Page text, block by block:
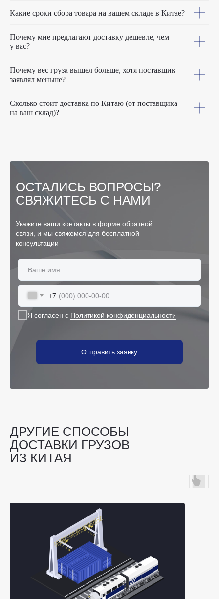
Какие сроки сбора товара на вашем складе в Китае?
Почему мне предлагают доставку дешевле, чем
у вас?
Почему вес груза вышел больше, хотя поставщик
заявлял меньше?
Сколько стоит доставка по Китаю (от поставщика
на ваш склад)?
+7
Я согласен с Политикой конфиденциальности
Отправить заявку
ОСТАЛИСЬ ВОПРОСЫ?
СВЯЖИТЕСЬ С НАМИ
Укажите ваши контакты в форме обратной
связи, и мы свяжемся для бесплатной
консультации
ДРУГИЕ СПОСОБЫ
ДОСТАВКИ ГРУЗОВ
ИЗ КИТАЯ